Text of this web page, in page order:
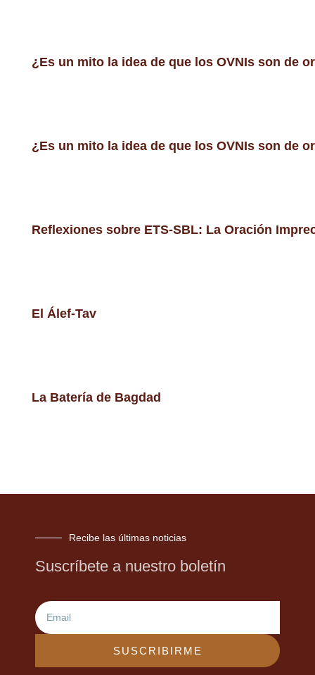
¿Es un mito la idea de que los OVNIs son de
¿Es un mito la idea de que los OVNIs son de
Reflexiones sobre ETS-SBL: La Oración
El Álef-Tav
La Batería de Bagdad
Recibe las últimas noticias
Suscríbete a nuestro boletín
Email
SUSCRIBIRME